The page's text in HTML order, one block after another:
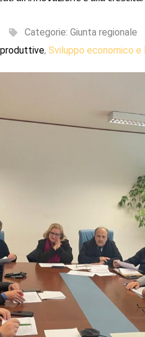
Categorie: Giunta regionale
, Sviluppo economico e